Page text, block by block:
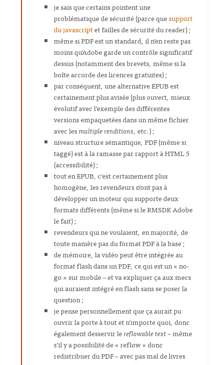
je sais que certains pointent une
problématique de sécurité (parce quesupport
du javascriptet failles de sécurité du reader) ;
même si PDF est un standard, il n’en reste pas
moins qu’Adobe garde un contrôle significatif
dessus (notamment des brevets, même si la
boîte accorde des licences gratuites) ;
par conséquent, une alternative EPUB est
certainement plus avisée (plus ouvert, mieux
évolutif avec l’exemple des différentes
versions empaquetées dans un même fichier
avec lesmultiple renditions, etc.) ;
niveau structure sémantique, PDF (même si
taggé) est à la ramasse par rapport à HTML 5
(accessibilité) ;
tout en EPUB, c’est certainement plus
homogène, les revendeurs n’ont pas à
développer un moteur qui supporte deux
formats différents (même si le RMSDK Adobe
le fait) ;
revendeurs qui ne voulaient, en majorité, de
toute manière pas du format PDF à la base ;
de mémoire, la vidéo peut être intégrée au
format flash dans un PDF, ce qui est un « no-
go » sur mobile – et va expliquer ça aux mecs
qui auraient intégré en flash sans se poser la
question ;
je pense personnellement que ça aurait pu
ouvrir la porte à tout et n’importe quoi, donc
également desservir lereflowable text– même
s’il y a possibilité de « reflow » donc
redistribuer du PDF – avec pas mal de livres